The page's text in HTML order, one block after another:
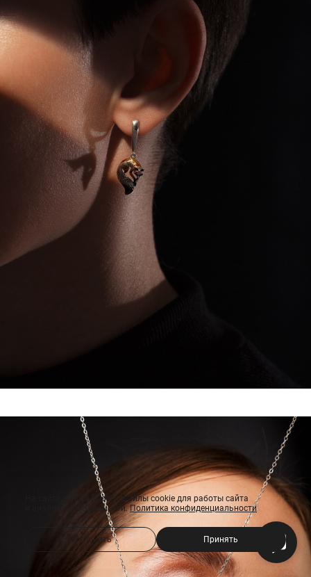
На сайте используются файлы cookie для работы сайта
и анализа посещаемости.Политика конфиденциальности
Отклонить Принять